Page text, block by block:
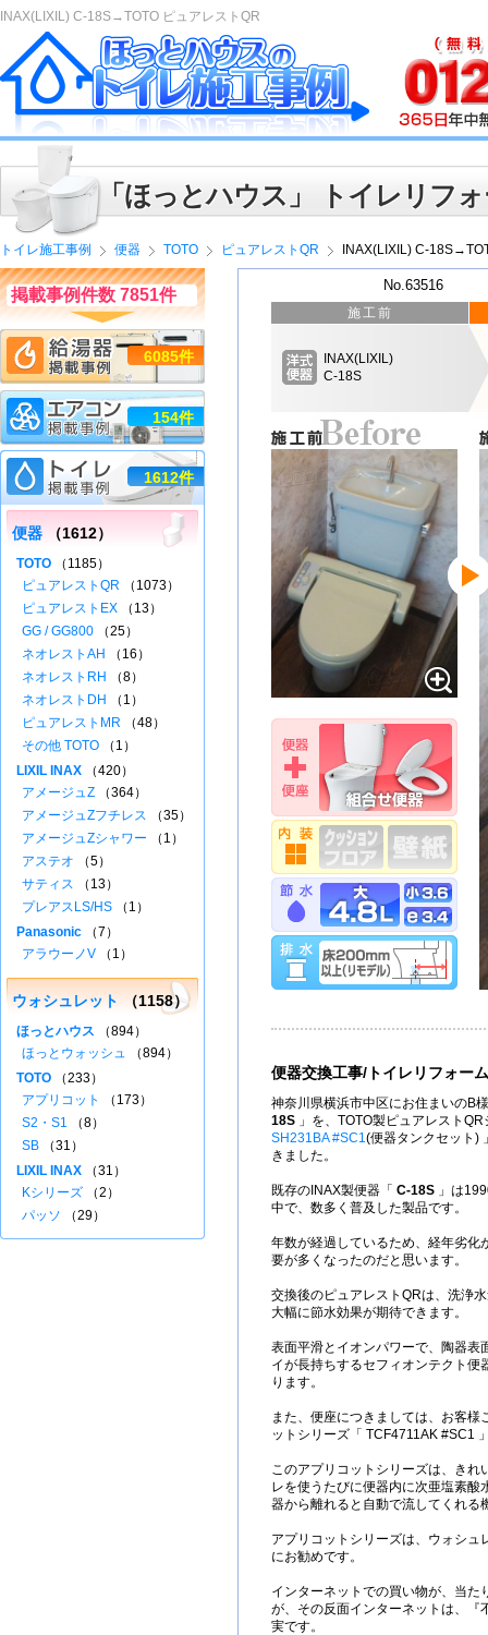
INAX(LIXIL) C-18S→TOTO ピュアレストQR
「ほっとハウス」 トイレリフ
トイレ施工事例 便器 TOTO ピュアレストQR INAX(LIXIL) C-
No.63516
施工前
INAX(LIXIL)
C-18S
便器交換工事/トイレリフォーム
神奈川県横浜市中区にお住まいのB
18S 」を、TOTO製ピュアレスト
SH231BA #SC1(便器タンクセット)
きました。
既存のINAX製便器「 C-18S 」は
中で、数多く普及した製品です。
年数が経過しているため、経年劣化
要が多くなったのだと思います。
交換後のピュアレストQRは、洗浄
大幅に節水効果が期待できます。
表面平滑とイオンパワーで、陶器表
イが長持ちするセフィオンテクト便
ります。
また、便座につきましては、お客様
ットシリーズ「 TCF4711AK #SC1
このアプリコットシリーズは、きれ
レを使うたびに便器内に次亜塩素酸
器から離れると自動で流してくれる
アプリコットシリーズは、ウォシュ
にお勧めです。
インターネットでの買い物が、当た
が、その反面インターネットは、『
実です。
掲載事例件数 7851件
6085件
154件
1612件
便器 （1612）
TOTO （1185）
ピュアレストQR （1073）
ピュアレストEX （13）
GG / GG800 （25）
ネオレストAH
（16）
ネオレストRH
（8）
ネオレストDH
（1）
ピュアレストMR （48）
その他 TOTO （1）
LIXIL INAX （420）
アメージュZ （364）
アメージュZフチレス （35）
アメージュZシャワー （1）
アステオ （5）
サティス （13）
プレアスLS/HS （1）
Panasonic （7）
アラウーノV （1）
ウォシュレット （1158）
ほっとハウス （894）
ほっとウォッシュ （894）
TOTO （233）
アプリコット
（173）
S2・S1 （8）
SB （31）
LIXIL INAX （31）
Kシリーズ （2）
パッソ （29）